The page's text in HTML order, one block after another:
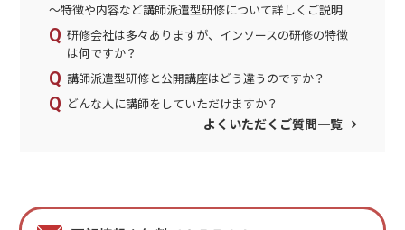
～特徴や内容など講師派遣型研修について詳しくご説明
研修会社は多々ありますが、インソースの研修の特徴
は何ですか？
講師派遣型研修と公開講座はどう違うのですか？
どんな人に講師をしていただけますか？
よくいただくご質問一覧